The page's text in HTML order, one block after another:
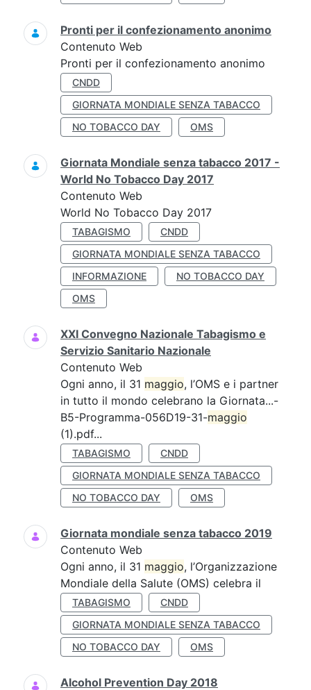
Pronti per il confezionamento anonimo
Contenuto Web
Pronti per il confezionamento anonimo
CNDD
GIORNATA MONDIALE SENZA TABACCO
NO TOBACCO DAY
OMS
Giornata Mondiale senza tabacco 2017 -
World No Tobacco Day 2017
Contenuto Web
World No Tobacco Day 2017
TABAGISMO
CNDD
GIORNATA MONDIALE SENZA TABACCO
INFORMAZIONE
NO TOBACCO DAY
OMS
XXI Convegno Nazionale Tabagismo e
Servizio Sanitario Nazionale
Contenuto Web
Ogni anno, il 31 maggio, l’OMS e i partner
in tutto il mondo celebrano la Giornata...-
B5-Programma-056D19-31-maggio
(1).pdf...
TABAGISMO
CNDD
GIORNATA MONDIALE SENZA TABACCO
NO TOBACCO DAY
OMS
Giornata mondiale senza tabacco 2019
Contenuto Web
Ogni anno, il 31 maggio, l’Organizzazione
Mondiale della Salute (OMS) celebra il
TABAGISMO
CNDD
GIORNATA MONDIALE SENZA TABACCO
NO TOBACCO DAY
OMS
Alcohol Prevention Day 2018